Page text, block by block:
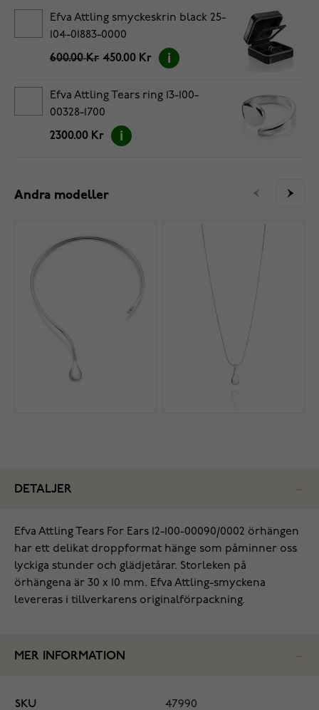
Efva Attling smyckeskrin black 25-
104-01883-0000
600.00 Kr 450.00 Kr
Efva Attling Tears ring 13-100-
00328-1700
2300.00 Kr
Andra modeller
DETALJER
Efva Attling Tears For Ears 12-100-00090/0002 örhängen
har ett delikat droppformat hänge som påminner oss
lyckiga stunder och glädjetårar. Storleken på
örhängena är 30 x 10 mm. Efva Attling-smyckena
levereras i tillverkarens originalförpackning.
MER INFORMATION
SKU 47990